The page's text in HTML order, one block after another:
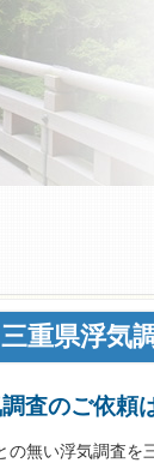
三重県浮気
査のご依
無い浮気調査を